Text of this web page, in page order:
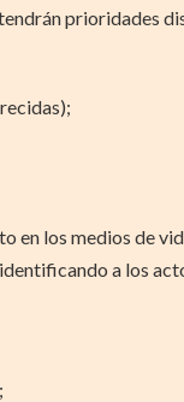
prioridades
en los medios de
a los